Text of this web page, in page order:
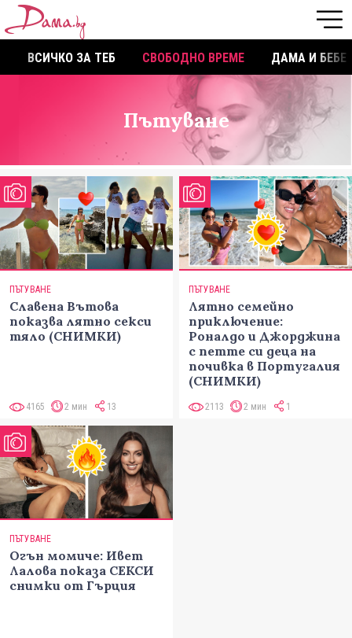
ВСИЧКО ЗА ТЕБ СВОБОДНО ВРЕМЕ ДАМА И БЕБЕ
Пътуване
ПЪТУВАНЕ
Славена Вътова
показва лятно секси
тяло (СНИМКИ)
4165 2 мин 13
ПЪТУВАНЕ
Лятно семейно
приключение:
Роналдо и Джорджина
с петте си деца на
почивка в Португалия
(СНИМКИ)
2113 2 мин 1
ПЪТУВАНЕ
Огън момиче: Ивет
Лалова показа СЕКСИ
снимки от Гърция